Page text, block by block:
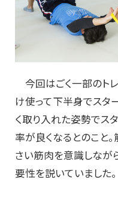
今回はごく一部のト
け使って下半身でスタ
く取り入れた姿勢でス
率が良くなるとのこと
さい筋肉を意識しなが
要性を説いていました。